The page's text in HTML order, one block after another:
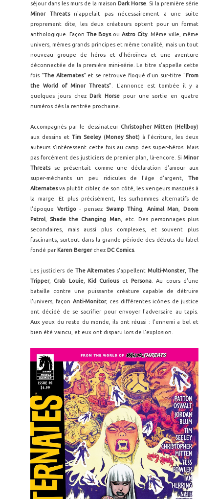
séjour dans les murs de la maison Dark Horse . Si la première série
Minor Threatsn'appelait pas nécessairement à une suite
proprement dite, les deux créateurs optent pour un format
anthologique. Façon The Boysou Astro City. Même ville, même
univers, mêmes grands principes et même tonalité, mais un tout
nouveau groupe de héros et d'héroïnes et une aventure
déconnectée de la première mini-série. Le titre s'appelle cette
fois "The Alternates" et se retrouve floqué d'un sur-titre " From
the World of Minor Threats". L'annonce est tombée il y a
quelques jours chez
Dark Horse pour une sortie en quatre
numéros dès la rentrée prochaine.
Accompagnés par le dessinateur Christopher Mitten(Hellboy)
aux dessins et Tim Seeley(Money Shot) à l'écriture, les deux
auteurs s'intéressent cette fois au camp des super-héros. Mais
pas forcément des justiciers de premier plan, là-encore. Si Minor
Threatsse présentait comme une déclaration d'amour aux
super-méchants un peu ridicules de l'âge d'argent, The
Alternatesva plutôt cibler, de son côté, les vengeurs masqués à
la marge. Et plus précisément, les surhommes alternatifs de
l'époque Vertigo- pensez Swamp Thing Animal Man
Doom
Patrol
Shade the Changing Man, etc. Des personnages plus
secondaires, mais aussi plus complexes, et souvent plus
fascinants, surtout dans la grande période des débuts du label
fondé par Karen Bergerchez DC Comics.
Les justiciers de The Alternatess'appellentMulti-Monster,The
Tripper, Crab Louie, Kid Curiouset Persona . Au cours d'une
bataille contre une puissante créature capable de détruire
l'univers, façon Anti-Monitor, ces différentes icônes de justice
ont décidé de se sacrifier pour envoyer l'adversaire au tapis.
Aux yeux du reste du monde, ils ont réussi : l'ennemi a bel et
bien été vaincu, et eux ont disparu lors de l'explosion.